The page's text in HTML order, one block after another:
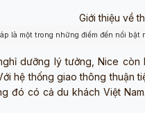
là một trong những điểm đến nổi
dưỡng lý tưởng, Nice
hệ thống giao thông thuận
đó có cả du khách Việt